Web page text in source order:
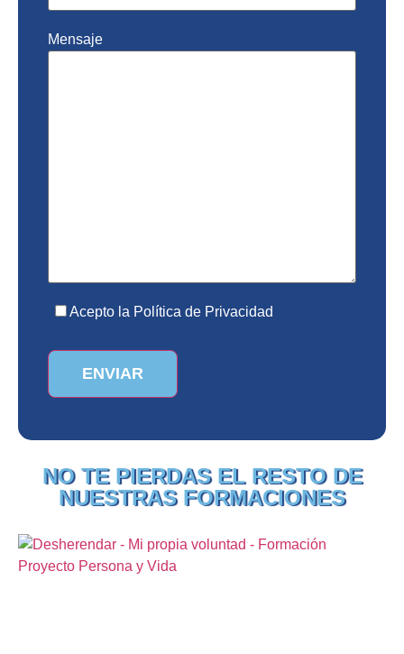
Mensaje
Acepto la Política de Privacidad
NO TE PIERDAS EL RESTO DE
NUESTRAS FORMACIONES